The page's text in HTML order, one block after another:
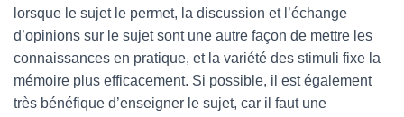
lorsque le sujet le permet, la discussion et l’échange
d’opinions sur le sujet sont une autre façon de mettre les
connaissances en pratique, et la variété des stimuli fixe la
mémoire plus efficacement. Si possible, il est également
très bénéfique d’enseigner le sujet, car il faut une